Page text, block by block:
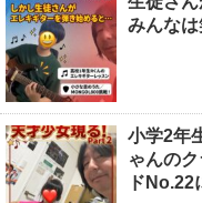
みんな
小学2年
ゃんの
ドNo.22